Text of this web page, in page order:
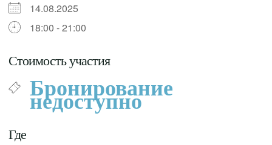
14.08.2025
18:00 - 21:00
Стоимость участия
Бронирование
недоступно
Где